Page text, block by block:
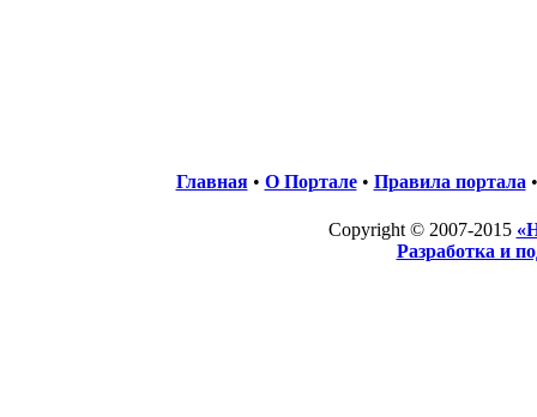
Главная• О Портале• Правила портала
Copyright © 2007-2015
Разработка и